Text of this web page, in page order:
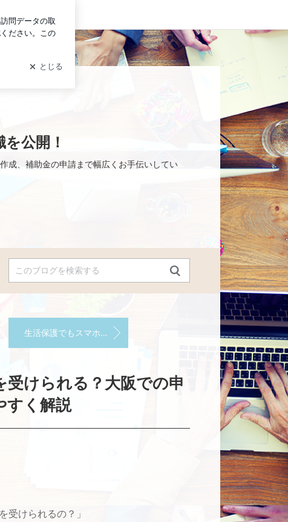
士の専門知識を公開！
ログイン
公開！
成、補助金の申請まで幅広くお手伝いしてい
生活保護でもスマホは使える？料金・審査・払えないときの対処法まで徹底解説
けられる？大阪での申
すく解説
受けられるの？」